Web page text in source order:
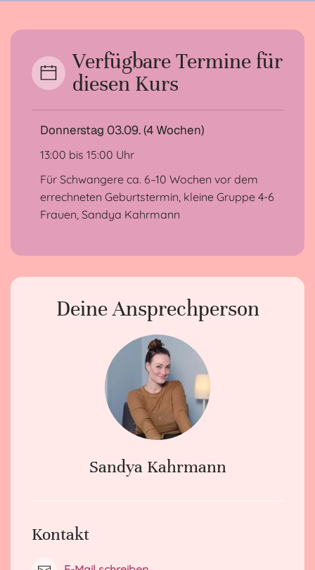
Verfügbare Termine für
diesen Kurs
Donnerstag 03.09. (4 Wochen)
13:00 bis 15:00 Uhr
Für Schwangere ca. 6–10 Wochen vor dem
errechneten Geburtstermin, kleine Gruppe 4-6
Frauen, Sandya Kahrmann
Deine Ansprechperson
Sandya Kahrmann
Kontakt